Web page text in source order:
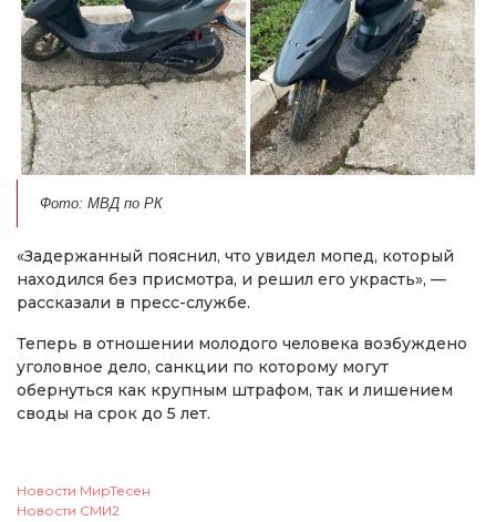
Фото: МВД по РК
«Задержанный пояснил, что увидел мопед, который
находился без присмотра, и решил его украсть», —
рассказали в пресс-службе.
Теперь в отношении молодого человека возбуждено
уголовное дело, санкции по которому могут
обернуться как крупным штрафом, так и лишением
своды на срок до 5 лет.
Новости МирТесен
Новости СМИ2